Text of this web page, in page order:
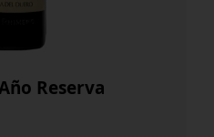
Reserva